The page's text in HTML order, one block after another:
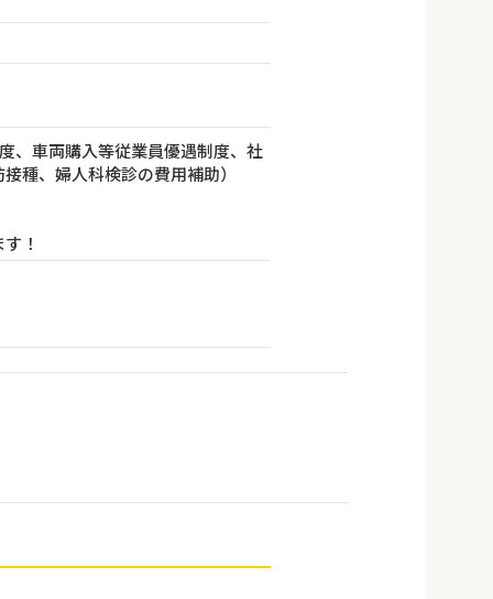
、車両購入等従業員優遇制度、社
種、婦人科検診の費用補助）
！